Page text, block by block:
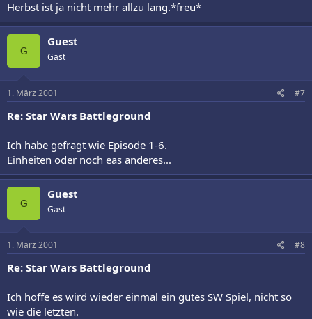
Herbst ist ja nicht mehr allzu lang.*freu*
G
Guest
Gast
1. März 2001 #7
Re: Star Wars Battleground
Ich habe gefragt wie Episode 1-6.
Einheiten oder noch eas anderes...
G
Guest
Gast
1. März 2001 #8
Re: Star Wars Battleground
Ich hoffe es wird wieder einmal ein gutes SW Spiel, nicht so
wie die letzten.